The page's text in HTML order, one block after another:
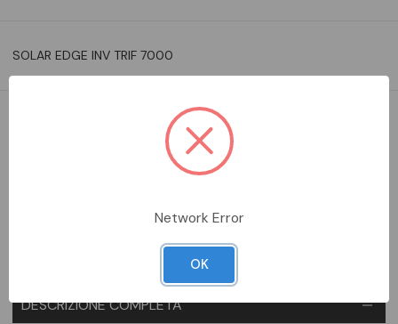
SOLAR EDGE INV TRIF 7000
DESCRIZIONE COMPLETA
Network Error
OK